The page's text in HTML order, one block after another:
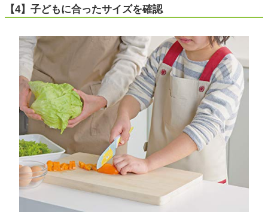
【4】子どもに合ったサイズを確認